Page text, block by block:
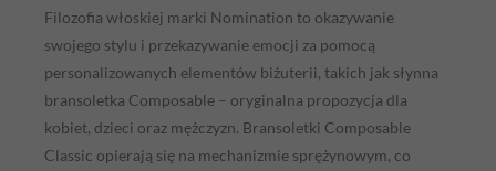
Filozofia włoskiej marki Nomination to okazywanie
swojego stylu i przekazywanie emocji za pomocą
personalizowanych elementów biżuterii, takich jak słynna
bransoletka Composable – oryginalna propozycja dla
kobiet, dzieci oraz mężczyzn. Bransoletki Composable
Classic opierają się na mechanizmie sprężynowym, co